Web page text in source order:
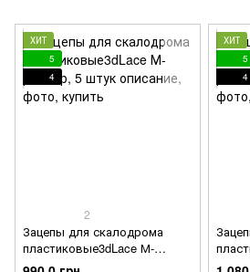
ХИТ
5
4
2
Зацепы для скалодрома
пластиковые3dLace М-
размер, 5 штук
ХИТ
5
4